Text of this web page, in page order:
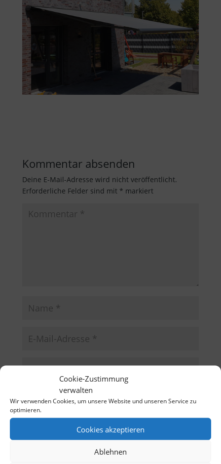
Cookie-Zustimmung
verwalten
Wir verwenden Cookies, um unsere Website und unseren Service zu
optimieren.
Cookies akzeptieren
Ablehnen
Kommentar absenden
Deine E-Mail-Adresse wird nicht veröffentlicht.
Erforderliche Felder sind mit * markiert
Name, E-Mail-Adresse und Website in diesem
Browser für meinen nächsten Kommentar speichern.